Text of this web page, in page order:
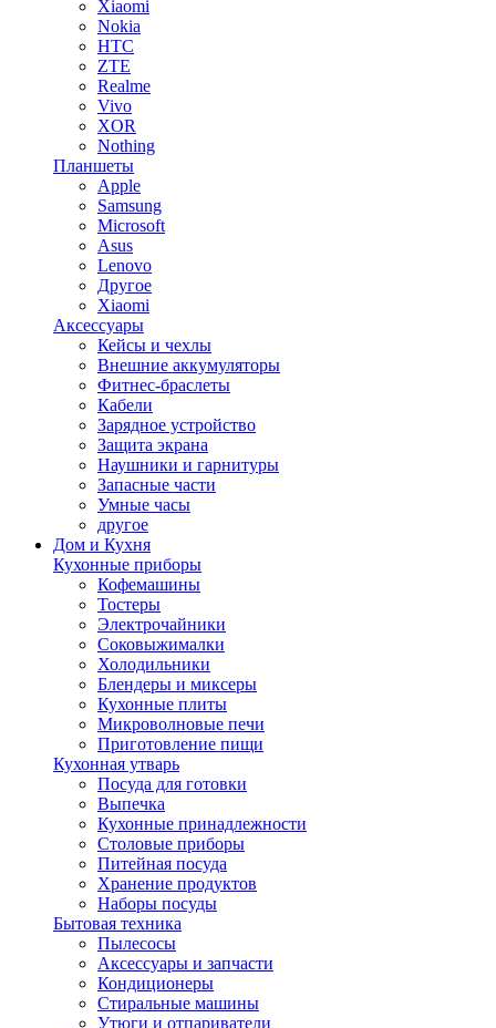
Xiaomi
Nokia
HTC
ZTE
Realme
Vivo
XOR
Nothing
Планшеты
Apple
Samsung
Microsoft
Asus
Lenovo
Другое
Xiaomi
Аксессуары
Кейсы и чехлы
Внешние аккумуляторы
Фитнес-браслеты
Кабели
Зарядное устройство
Защита экрана
Наушники и гарнитуры
Запасные части
Умные часы
другое
Дом и Кухня
Кухонные приборы
Кофемашины
Тостеры
Электрочайники
Соковыжималки
Холодильники
Блендеры и миксеры
Кухонные плиты
Микроволновые печи
Приготовление пищи
Кухонная утварь
Посуда для готовки
Выпечка
Кухонные принадлежности
Столовые приборы
Питейная посуда
Хранение продуктов
Наборы посуды
Бытовая техника
Пылесосы
Аксессуары и запчасти
Кондиционеры
Стиральные машины
Утюги и отпариватели